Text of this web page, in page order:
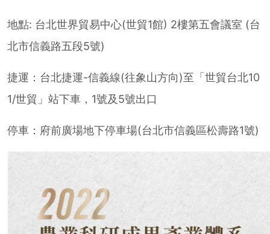
地點: 台北世界貿易中心(世貿1館) 2樓第五會議室 (台
北市信義路五段5號)
捷運：台北捷運-信義線(往象山方向)至「世貿台北10
1/世貿」站下車，1號及5號出口
停車：府前廣場地下停車場(台北市信義區松壽路1號)